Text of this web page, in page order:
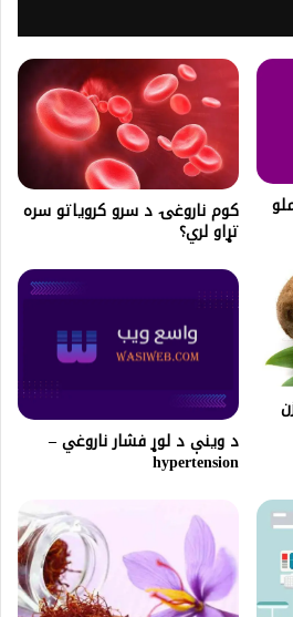
کوم ناروغۍ د سرو کرویاتو سره
تړاو لري؟
د وینې د لوړ فشار ناروغي –
hypertension